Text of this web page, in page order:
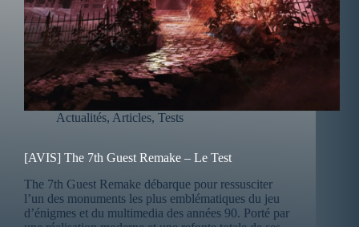
Actualités, Articles, Tests
[AVIS] The 7th Guest Remake – Le Test
The 7th Guest Remake débarque pour ressusciter
l’un des monuments les plus emblématiques du jeu
d’énigmes et du multimedia des années 90. Porté par